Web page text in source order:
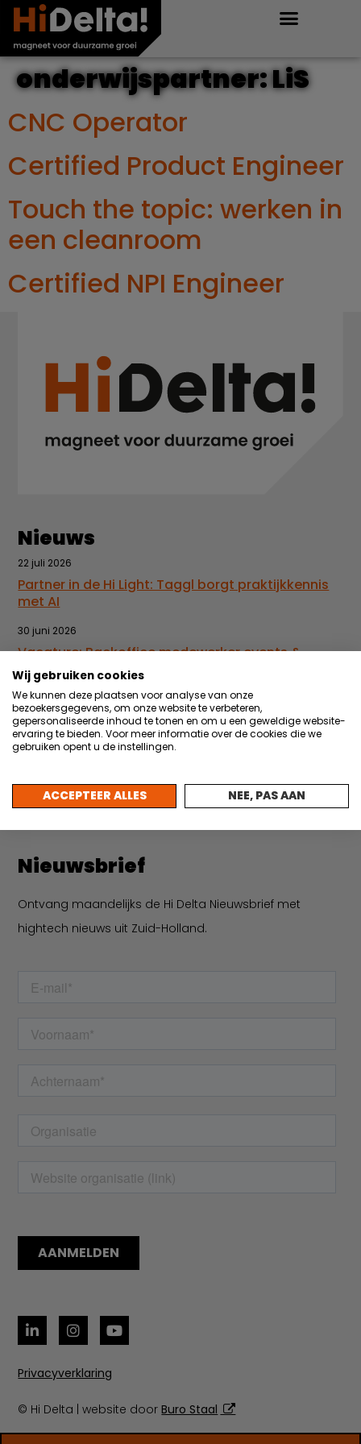
onderwijspartner:LiS
CNC Operator
Certified Product Engineer
Touch the topic: werken in
een cleanroom
Certified NPI Engineer
Nieuws
22 juli 2026
Partner in de Hi Light: Taggl borgt praktijkkennis
met AI
30 juni 2026
Vacature: Backoffice medewerker events &
administratie
Meer nieuws
Contact
3312 KW Dordrecht
Nieuwsbrief
Ontvang maandelijks de Hi Delta Nieuwsbrief met
hightech nieuws uit Zuid-Holland.
© Hi Delta | website doorBuro Staal
Privacyverklaring
Wij gebruiken cookies
We kunnen deze plaatsen voor analyse van onze
bezoekersgegevens, om onze website te verbeteren,
gepersonaliseerde inhoud te tonen en om u een geweldige website-
ervaring te bieden. Voor meer informatie over de cookies die we
gebruiken opent u de instellingen.
ACCEPTEER ALLES NEE, PAS AAN